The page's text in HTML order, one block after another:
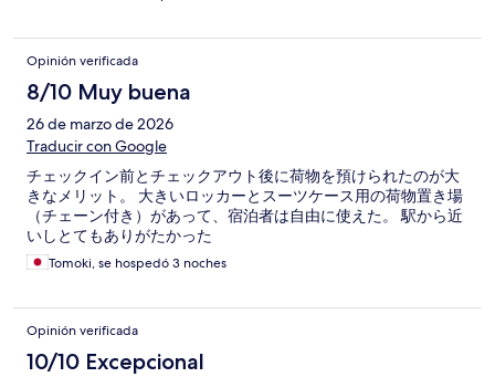
Opinión verificada
8/10 Muy buena
26 de marzo de 2026
Traducir con Google
チェックイン前とチェックアウト後に荷物を預けられたのが大
きなメリット。 大きいロッカーとスーツケース用の荷物置き場
（チェーン付き）があって、宿泊者は自由に使えた。 駅から近
いしとてもありがたかった
Tomoki, se hospedó 3 noches
Opinión verificada
10/10 Excepcional